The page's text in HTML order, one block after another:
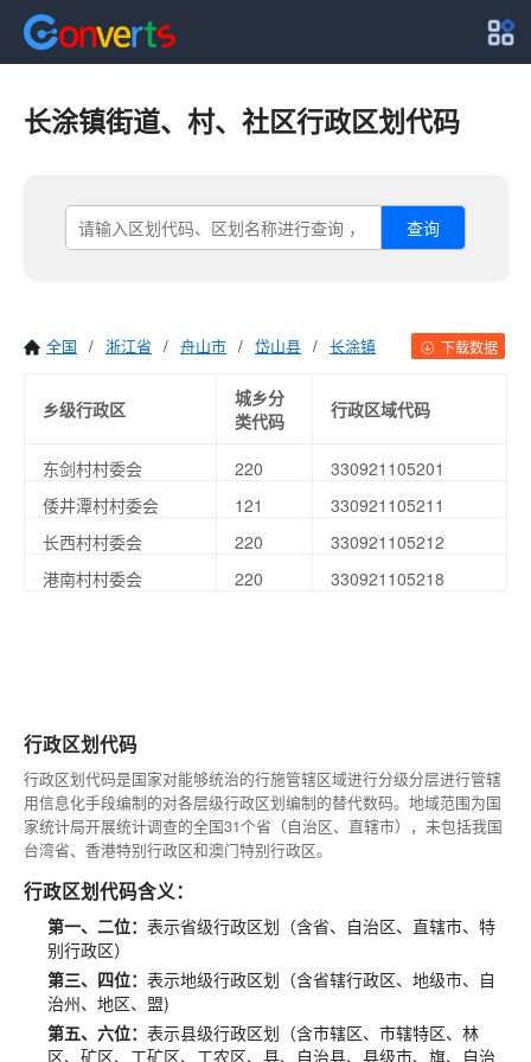
长涂镇街道、村、社区行政区划代码
查询
全国 / 浙江省 / 舟山市 / 岱山县 / 长涂镇 下载数据
乡级行政区
城乡分
类代码
行政区域代码
东剑村村委会 220
330921105201
倭井潭村村委会
121
330921105211
长西村村委会
220
330921105212
港南村村委会
220 330921105218
行政区划代码
行政区划代码是国家对能够统治的行施管辖区域进行分级分层进行管辖
用信息化手段编制的对各层级行政区划编制的替代数码。地域范围为国
家统计局开展统计调查的全国31个省（自治区、直辖市），未包括我国
台湾省、香港特别行政区和澳门特别行政区。
行政区划代码含义：
第一、二位： 表示省级行政区划（含省、自治区、直辖市、特
别行政区）
第三、四位： 表示地级行政区划（含省辖行政区、地级市、自
治州、地区、盟)
第五、六位： 表示县级行政区划（含市辖区、市辖特区、林
区、矿区、工矿区、工农区、县、自治县、县级市、旗、自治